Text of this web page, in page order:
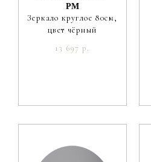
РМ
Зеркало круглое 80см,
цвет чёрный
13 697 р.